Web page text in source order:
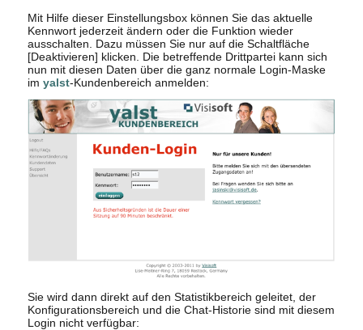
Mit Hilfe dieser Einstellungsbox können Sie das aktuelle
Kennwort jederzeit ändern oder die Funktion wieder
ausschalten. Dazu müssen Sie nur auf die Schaltfläche
[Deaktivieren] klicken. Die betreffende Drittpartei kann sich
nun mit diesen Daten über die ganz normale Login-Maske
im yalst-Kundenbereich anmelden:
Sie wird dann direkt auf den Statistikbereich geleitet, der
Konfigurationsbereich und die Chat-Historie sind mit diesem
Login nicht verfügbar: